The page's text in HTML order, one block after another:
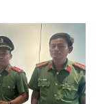
đình